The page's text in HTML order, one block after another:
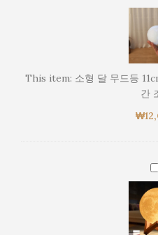
무
/
이
This item: 소형 달 무드등
간
₩